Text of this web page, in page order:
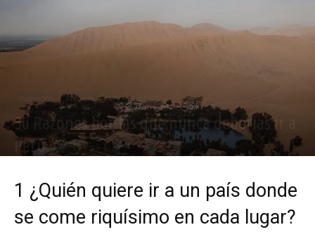
Entérate
30 Razones por las que nunca deberías ir a
Perú
1 ¿Quién quiere ir a un país donde
se come riquísimo en cada lugar?